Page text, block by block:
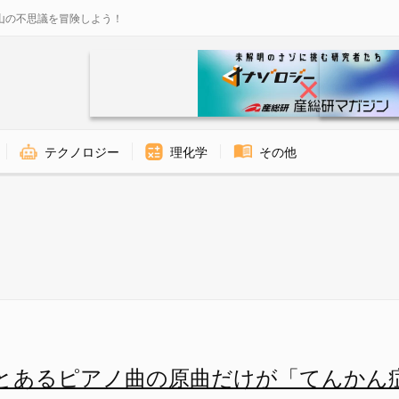
不思議を冒険しよう！
テクノロジー 理化学 その他
あるピアノ曲の原曲だけが「てんかん